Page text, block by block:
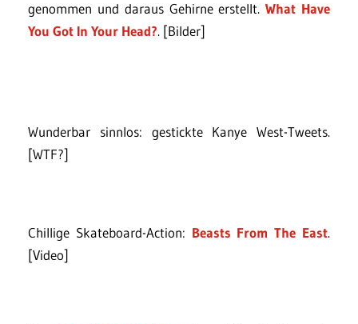
genommen und daraus Gehirne erstellt.What Have
You Got In Your Head?. [Bilder]
Wunderbar sinnlos: gestickte Kanye West-Tweets.
[WTF?]
Chillige Skateboard-Action: Beasts From The East.
[Video]